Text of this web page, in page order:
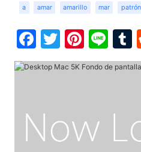
a amar amarillo mar patrón
Facebook
Twitter